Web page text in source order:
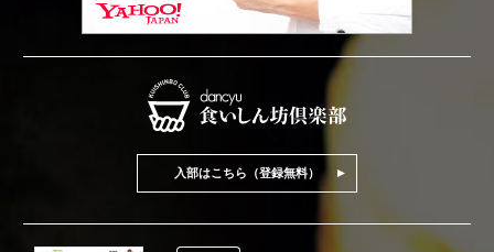
入部はこちら（登録無料）